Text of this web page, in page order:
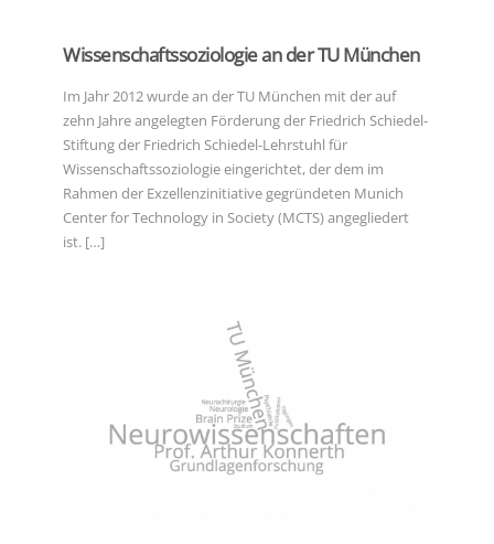
Im Jahr 2012 wurde an der TU München mit der auf
zehn Jahre angelegten Förderung der Friedrich Schiedel-
Stiftung der Friedrich Schiedel-Lehrstuhl für
Wissenschaftssoziologie eingerichtet, der dem im
Rahmen der Exzellenzinitiative gegründeten Munich
Center for Technology in Society (MCTS) angegliedert
ist.[…]
Wissenschaftssoziologie an der TU München
Im Jahr 2012 wurde an der TU München mit der auf
zehn Jahre angelegten Förderung der Friedrich Schiedel-
Stiftung der Friedrich Schiedel-Lehrstuhl für
Wissenschaftssoziologie eingerichtet, der dem im
Rahmen der Exzellenzinitiative gegründeten Munich
Center for Technology in Society (MCTS) angegliedert
ist. […]